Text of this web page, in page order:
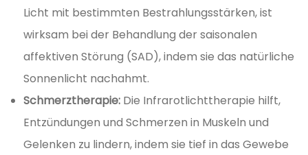
Licht mit bestimmten Bestrahlungsstärken, ist
wirksam bei der Behandlung der saisonalen
affektiven Störung (SAD), indem sie das natürliche
Sonnenlicht nachahmt.
Schmerztherapie: Die Infrarotlichttherapie hilft,
Entzündungen und Schmerzen in Muskeln und
Gelenken zu lindern, indem sie tief in das Gewebe